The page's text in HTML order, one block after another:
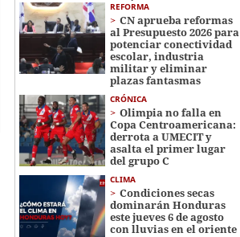
REFORMA
CN aprueba reformas
al Presupuesto 2026 para
potenciar conectividad
escolar, industria
militar y eliminar
plazas fantasmas
CRÓNICA
Olimpia no falla en
Copa Centroamericana:
derrota a UMECIT y
asalta el primer lugar
del grupo C
CLIMA
Condiciones secas
dominarán Honduras
este jueves 6 de agosto
con lluvias en el oriente